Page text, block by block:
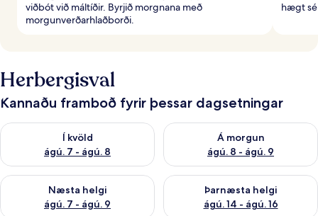
viðbót við máltíðir. Byrjið morgnana með
morgunverðarhlaðborði.
hægt sé
Herbergisval
Kannaðu framboð fyrir þessar dagsetningar
Í kvöld
ágú. 7 - ágú. 8
Athuga framboð í kvöld ágú. 7 - ágú. 8
Á morgun
ágú. 8 - ágú. 9
Athuga framboð á morgun
Næsta helgi
ágú. 7 - ágú. 9
Athuga framboð næstu helgi ágú. 7 - ágú. 9
Þarnæsta helgi
ágú. 14 - ágú. 16
Athuga framboð þarnæstu